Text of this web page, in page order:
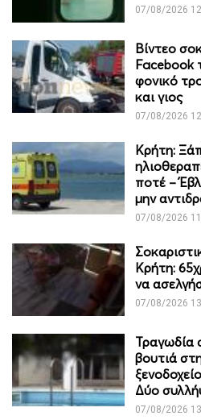
07/08/2026
Βίντεο
Facebook
φονικό
και γιος
07/08/2026
Κρήτη:
ποτέ –
μην
07/08/2026
Κρήτη:
να
07/08/2026
Τραγωδία
βουτιά
Δύο
07/08/2026